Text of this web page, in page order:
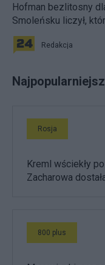
Hofman bezlitosny
Smoleńsku liczył,
Redakcja
Rosja
Kreml wściekły
Zacharowa
800 plus